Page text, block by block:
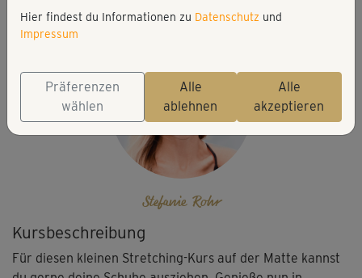
Kursbeschreibung
Für diesen kleinen Stretching-Kurs auf der Matte kannst
Matte
Stefanie Rohr
Hier findest du Informationen zu Datenschutz und
Impressum
Präferenzen
wählen
Alle
ablehnen
Alle
akzeptieren